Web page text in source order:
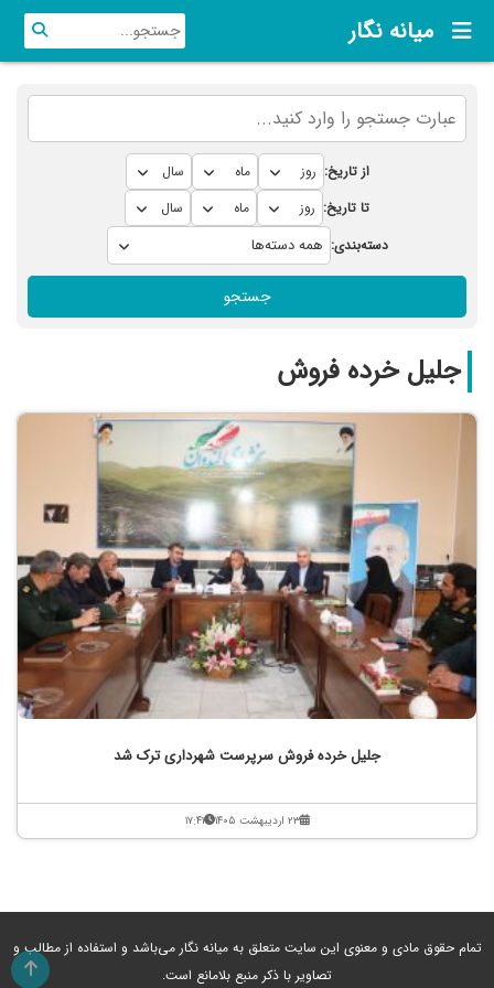
میانه نگار
از تاریخ:
تا تاریخ:
دسته‌بندی:
جستجو
جلیل خرده فروش
جلیل خرده فروش سرپرست شهرداری ترک شد
۲۳ اردیبهشت ۱۴۰۵ ۱۷:۴۱
تمام حقوق مادی و معنوی این سایت متعلق به میانه نگار می‌باشد و استفاده از مطالب و
تصاویر با ذکر منبع بلامانع است.